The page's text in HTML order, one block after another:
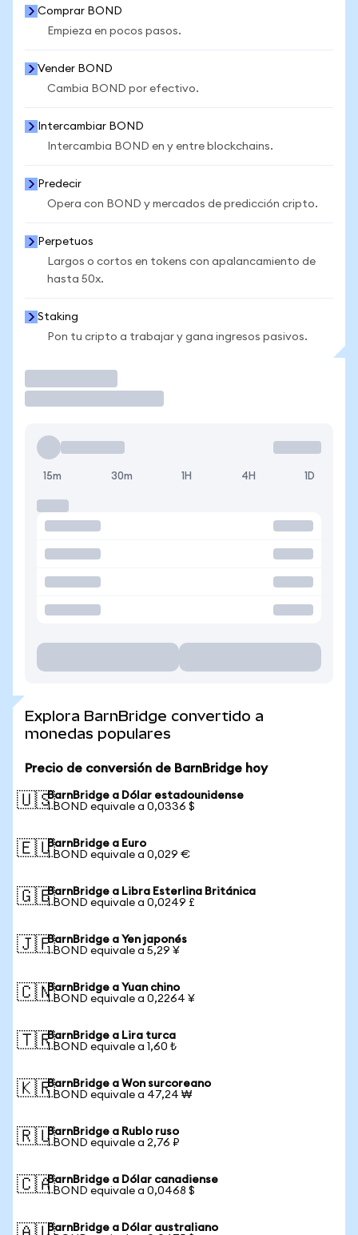
Comprar BOND
Empieza en pocos pasos.
Vender BOND
Cambia BOND por efectivo.
Intercambiar BOND
Intercambia BOND en y entre blockchains.
Predecir
Opera con BOND y mercados de predicción cripto.
Perpetuos
Largos o cortos en tokens con apalancamiento de
hasta 50x.
Staking
Pon tu cripto a trabajar y gana ingresos pasivos.
15m 30m 1H 4H 1D
Explora BarnBridge convertido a
monedas populares
Precio de conversión de BarnBridge hoy
🇺🇸BarnBridge a Dólar estadounidense
1 BOND equivale a 0,0336 $
🇪🇺BarnBridge a Euro
1 BOND equivale a 0,029 €
🇬🇧BarnBridge a Libra Esterlina Británica
1 BOND equivale a 0,0249 £
🇯🇵BarnBridge a Yen japonés
1 BOND equivale a 5,29 ¥
🇨🇳BarnBridge a Yuan chino
1 BOND equivale a 0,2264 ¥
🇹🇷BarnBridge a Lira turca
1 BOND equivale a 1,60 ₺
🇰🇷BarnBridge a Won surcoreano
1 BOND equivale a 47,24 ₩
🇷🇺BarnBridge a Rublo ruso
1 BOND equivale a 2,76 ₽
🇨🇦BarnBridge a Dólar canadiense
1 BOND equivale a 0,0468 $
BarnBridge a Dólar australiano